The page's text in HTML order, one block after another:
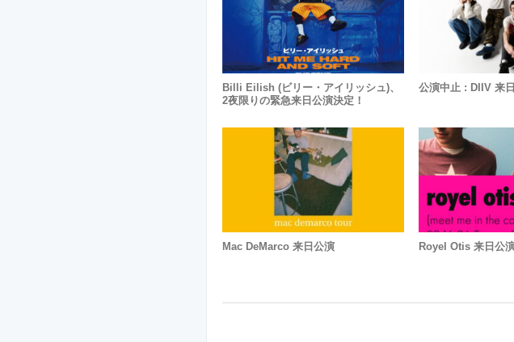
Billi Eilish (ビリー・アイリッシュ)、
2夜限りの緊急来日公演決定！
公演中止 : DIIV 来
Mac DeMarco 来日公演 Royel Otis 来日公